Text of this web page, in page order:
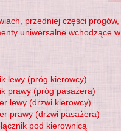
przedniej części
uniwersalne wchodzące w
lewy (próg kierowcy)
prawy (próg pasażera)
lewy (drzwi kierowcy)
prawy (drzwi pasażera)
pod kierownicą